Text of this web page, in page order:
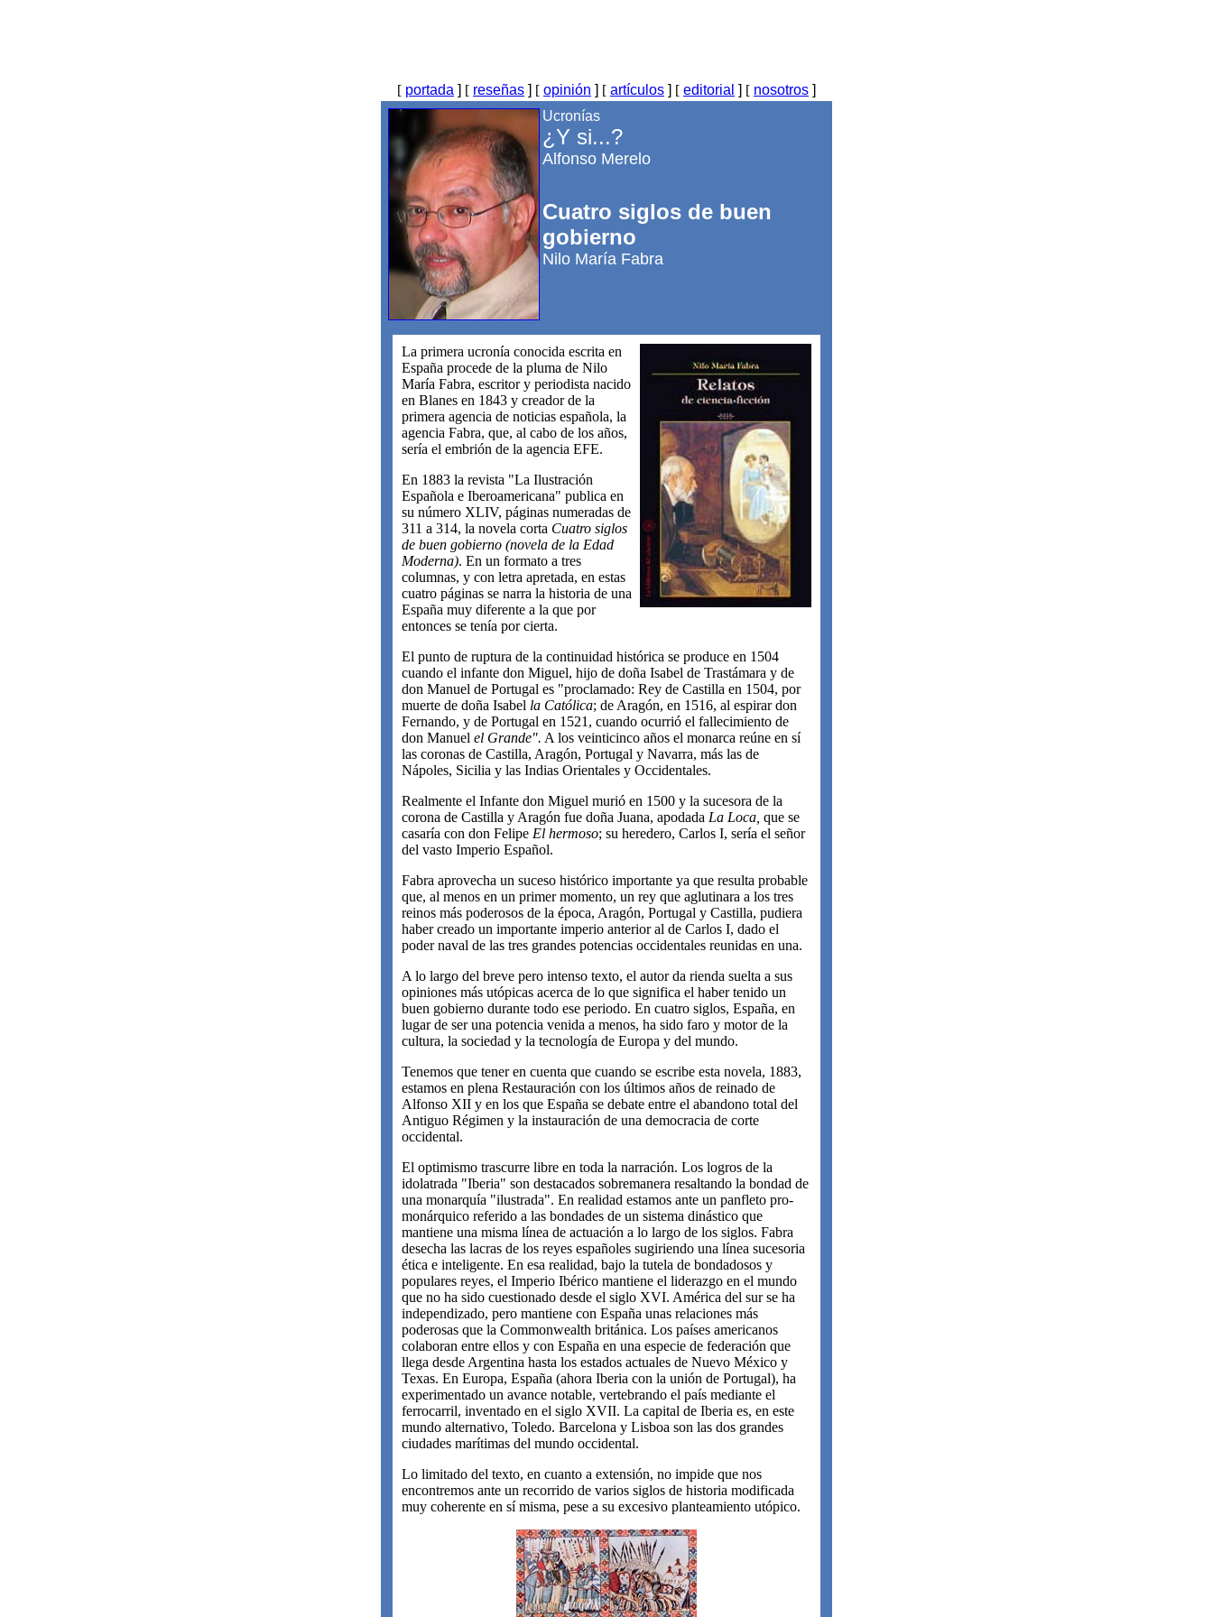
[ portada ] [ reseñas ] [ opinión ] [ artículos ] [ editorial ] [ nosotros ]
Ucronías
¿Y si...?
Alfonso Merelo
Cuatro siglos de buen
gobierno
Nilo María Fabra
La primera ucronía conocida escrita en
España procede de la pluma de Nilo
María Fabra, escritor y periodista nacido
en Blanes en 1843 y creador de la
primera agencia de noticias española, la
agencia Fabra, que, al cabo de los años,
sería el embrión de la agencia EFE.
En 1883 la revista "La Ilustración
Española e Iberoamericana" publica en
su número XLIV, páginas numeradas de
311 a 314, la novela corta Cuatro siglos
de buen gobierno (novela de la Edad
Moderna). En un formato a tres
columnas, y con letra apretada, en estas
cuatro páginas se narra la historia de una
España muy diferente a la que por
entonces se tenía por cierta.
El punto de ruptura de la continuidad histórica se produce en 1504
cuando el infante don Miguel, hijo de doña Isabel de Trastámara y de
don Manuel de Portugal es "proclamado: Rey de Castilla en 1504, por
muerte de doña Isabel la Católica; de Aragón, en 1516, al espirar don
Fernando, y de Portugal en 1521, cuando ocurrió el fallecimiento de
don Manuel el Grande". A los veinticinco años el monarca reúne en sí
las coronas de Castilla, Aragón, Portugal y Navarra, más las de
Nápoles, Sicilia y las Indias Orientales y Occidentales.
Realmente el Infante don Miguel murió en 1500 y la sucesora de la
corona de Castilla y Aragón fue doña Juana, apodada La Loca, que se
casaría con don Felipe El hermoso; su heredero, Carlos I, sería el señor
del vasto Imperio Español.
Fabra aprovecha un suceso histórico importante ya que resulta probable
que, al menos en un primer momento, un rey que aglutinara a los tres
reinos más poderosos de la época, Aragón, Portugal y Castilla, pudiera
haber creado un importante imperio anterior al de Carlos I, dado el
poder naval de las tres grandes potencias occidentales reunidas en una.
A lo largo del breve pero intenso texto, el autor da rienda suelta a sus
opiniones más utópicas acerca de lo que significa el haber tenido un
buen gobierno durante todo ese periodo. En cuatro siglos, España, en
lugar de ser una potencia venida a menos, ha sido faro y motor de la
cultura, la sociedad y la tecnología de Europa y del mundo.
Tenemos que tener en cuenta que cuando se escribe esta novela, 1883,
estamos en plena Restauración con los últimos años de reinado de
Alfonso XII y en los que España se debate entre el abandono total del
Antiguo Régimen y la instauración de una democracia de corte
occidental.
El optimismo trascurre libre en toda la narración. Los logros de la
idolatrada "Iberia" son destacados sobremanera resaltando la bondad de
una monarquía "ilustrada". En realidad estamos ante un panfleto pro-
monárquico referido a las bondades de un sistema dinástico que
mantiene una misma línea de actuación a lo largo de los siglos. Fabra
desecha las lacras de los reyes españoles sugiriendo una línea sucesoria
ética e inteligente. En esa realidad, bajo la tutela de bondadosos y
populares reyes, el Imperio Ibérico mantiene el liderazgo en el mundo
que no ha sido cuestionado desde el siglo XVI. América del sur se ha
independizado, pero mantiene con España unas relaciones más
poderosas que la Commonwealth británica. Los países americanos
colaboran entre ellos y con España en una especie de federación que
llega desde Argentina hasta los estados actuales de Nuevo México y
Texas. En Europa, España (ahora Iberia con la unión de Portugal), ha
experimentado un avance notable, vertebrando el país mediante el
ferrocarril, inventado en el siglo XVII. La capital de Iberia es, en este
mundo alternativo, Toledo. Barcelona y Lisboa son las dos grandes
ciudades marítimas del mundo occidental.
Lo limitado del texto, en cuanto a extensión, no impide que nos
encontremos ante un recorrido de varios siglos de historia modificada
muy coherente en sí misma, pese a su excesivo planteamiento utópico.